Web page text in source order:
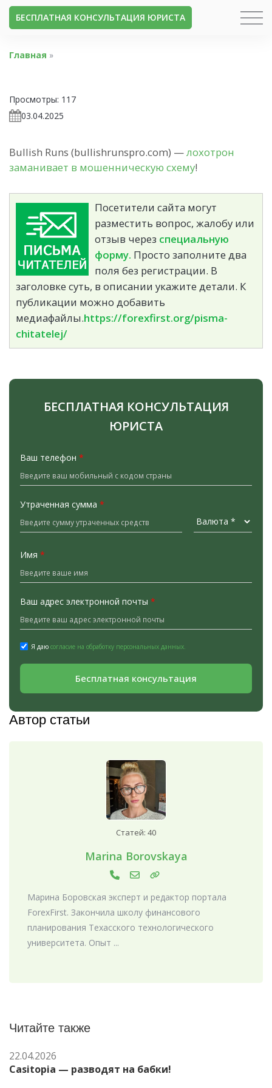
БЕСПЛАТНАЯ КОНСУЛЬТАЦИЯ ЮРИСТА
Главная »
Просмотры: 117
03.04.2025
Bullish Runs (bullishrunspro.com) —лохотрон
заманивает в мошенническую схему!
Посетители сайта могут
разместить вопрос, жалобу или
отзыв через специальную
форму. Просто заполните два
поля без регистрации. В
заголовке суть, в описании укажите детали. К
публикации можно добавить
медиафайлы.https://forexfirst.org/pisma-
chitatelej/
БЕСПЛАТНАЯ КОНСУЛЬТАЦИЯ
ЮРИСТА
Ваш телефон *
Утраченная сумма *
Имя *
Ваш адрес электронной почты *
Я даю согласие на обработку персональных данных.
Бесплатная консультация
Автор статьи
Статей: 40
Marina Borovskaya
Марина Боровская эксперт и редактор портала
ForexFirst. Закончила школу финансового
планирования Техасского технологического
университета. Опыт ...
Читайте также
22.04.2026
Casitopia — разводят на бабки!